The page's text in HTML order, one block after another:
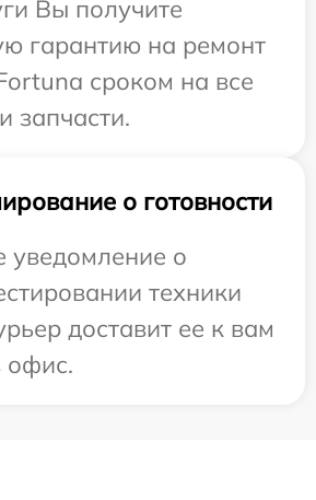
Вы получите
гарантию на ремонт
сроком на все
запчасти.
о готовности
уведомление о
техники
доставит ее к вам
офис.